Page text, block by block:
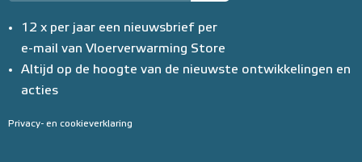
12 x per jaar een nieuwsbrief per
e-mail van Vloerverwarming Store
Altijd op de hoogte van de nieuwste ontwikkelingen en
acties
Privacy- en cookieverklaring